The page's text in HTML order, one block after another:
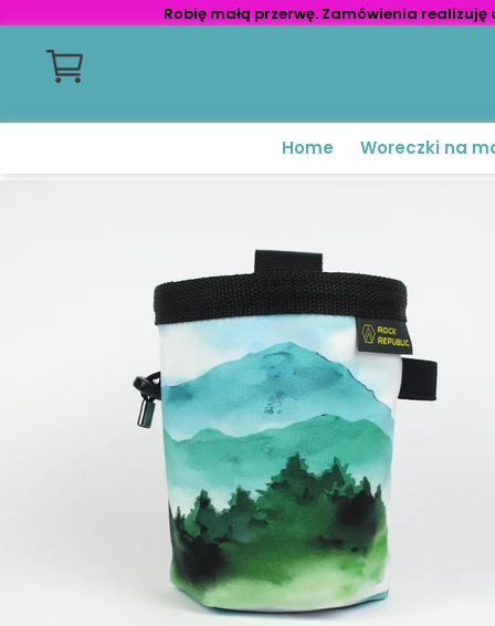
Robię małą przerwę. Zamówienia
Home Woreczki na